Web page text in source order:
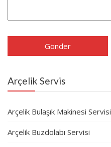
Arçelik Servis
Arçelik Bulaşık Makinesi Servisi
Arçelik Buzdolabı Servisi